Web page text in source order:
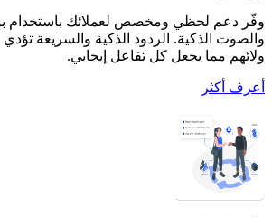
وفّر دعم لحظي ومخصص لعملائك باستخدام
والصوت الذكية. الردود الذكية والسريعة تؤدي
ولائهم مما يجعل كل تفاعل إيجابي.
أعرف أكثر